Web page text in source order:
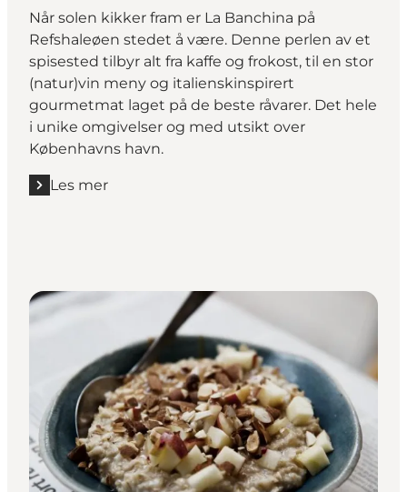
Når solen kikker fram er La Banchina på
Refshaleøen stedet å være. Denne perlen av et
spisested tilbyr alt fra kaffe og frokost, til en stor
(natur)vin meny og italienskinspirert
gourmetmat laget på de beste råvarer. Det hele
i unike omgivelser og med utsikt over
Københavns havn.
Les mer
Les mer "La Banchina"